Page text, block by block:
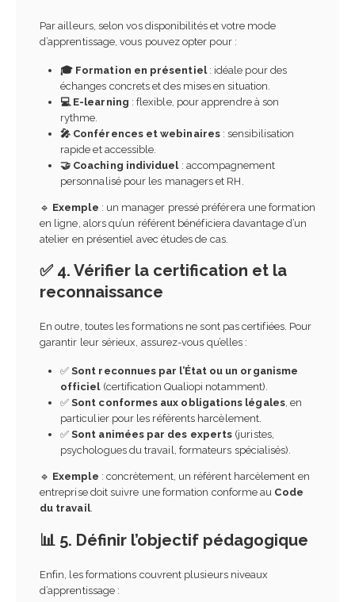
Par ailleurs, selon vos disponibilités et votre mode
d’apprentissage, vous pouvez opter pour :
🎓 Formation en présentiel: idéale pour des
échanges concrets et des mises en situation.
💻 E-learning : flexible, pour apprendre à son
rythme.
🎤 Conférences et webinaires: sensibilisation
rapide et accessible.
🤝 Coaching individuel: accompagnement
personnalisé pour les managers et RH.
🔹 Exemple : un manager pressé préférera une formation
en ligne, alors qu’un référent bénéficiera davantage d’un
atelier en présentiel avec études de cas.
✅ 4. Vérifier la certification et la
reconnaissance
En outre, toutes les formations ne sont pas certifiées. Pour
garantir leur sérieux, assurez-vous qu’elles :
✅Sont reconnues par l’État ou un organisme
officiel(certification Qualiopi notamment).
✅Sont conformes aux obligations légales, en
particulier pour les référents harcèlement.
✅Sont animées par des experts (juristes,
psychologues du travail, formateurs spécialisés).
🔹 Exemple : concrètement, un référent harcèlement en
entreprise doit suivre une formation conforme au Code
du travail.
📊 5. Définir l’objectif pédagogique
Enfin, les formations couvrent plusieurs niveaux
d’apprentissage :